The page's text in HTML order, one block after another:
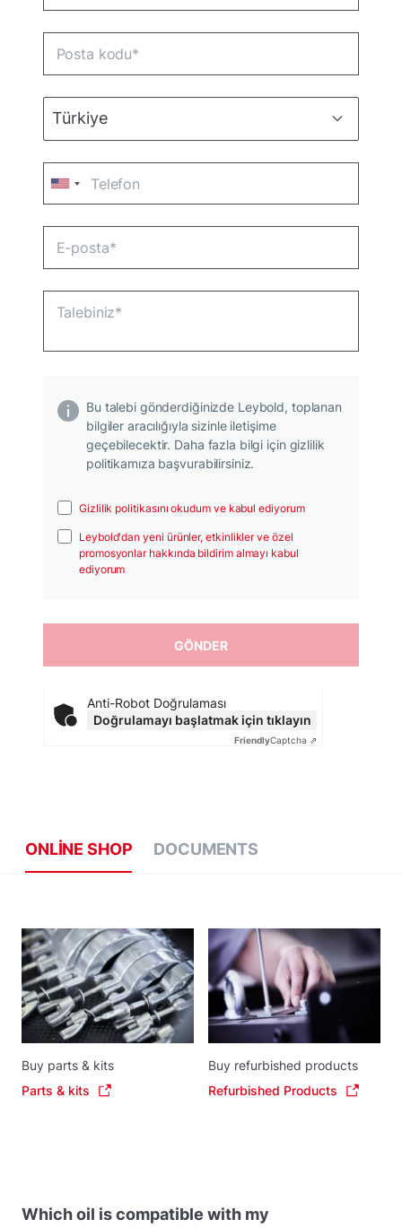
Bu talebi gönderdiğinizde Leybold, toplanan
bilgiler aracılığıyla sizinle iletişime
geçebilecektir. Daha fazla bilgi için gizlilik
politikamıza başvurabilirsiniz.
Gizlilik politikasını okudum ve kabul ediyorum
Leybold'dan yeni ürünler, etkinlikler ve özel
promosyonlar hakkında bildirim almayı kabul
ediyorum
Anti-Robot Doğrulaması
Doğrulamayı başlatmak için tıklayın
FriendlyCaptcha ⇗
ONLINE SHOP DOCUMENTS
Buy parts & kits
Parts & kits
Buy refurbished products
Refurbished Products
Which oil is compatible with my